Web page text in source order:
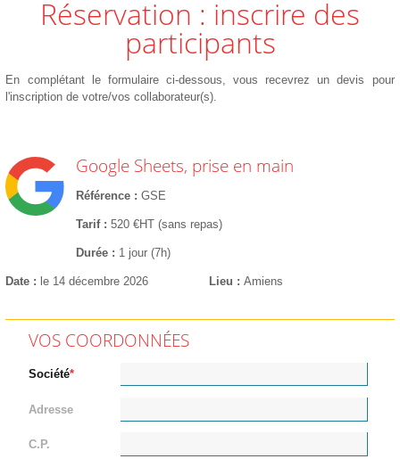
Réservation : inscrire des
participants
En complétant le formulaire ci-dessous, vous recevrez un devis pour
l'inscription de votre/vos collaborateur(s).
Google Sheets, prise en main
Référence GSE
Tarif 520 €HT (sans repas)
Durée 1 jour (7h)
Date le 14 décembre 2026 Lieu Amiens
VOS COORDONNÉES
Société
Adresse
C.P.